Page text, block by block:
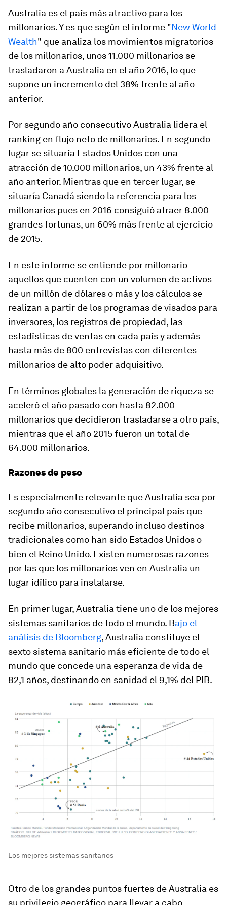
Australia es el país más atractivo para los
millonarios. Y es que según el informe "New World
Wealth" que analiza los movimientos migratorios
de los millonarios, unos 11.000 millonarios se
trasladaron a Australia en el año 2016, lo que
supone un incremento del 38% frente al año
anterior.
Por segundo año consecutivo Australia lidera el
ranking en flujo neto de millonarios. En segundo
lugar se situaría Estados Unidos con una
atracción de 10.000 millonarios, un 43% frente al
año anterior. Mientras que en tercer lugar, se
situaría Canadá siendo la referencia para los
millonarios pues en 2016 consiguió atraer 8.000
grandes fortunas, un 60% más frente al ejercicio
de 2015.
En este informe se entiende por millonario
aquellos que cuenten con un volumen de activos
de un millón de dólares o más y los cálculos se
realizan a partir de los programas de visados para
inversores, los registros de propiedad, las
estadísticas de ventas en cada país y además
hasta más de 800 entrevistas con diferentes
millonarios de alto poder adquisitivo.
En términos globales la generación de riqueza se
aceleró el año pasado con hasta 82.000
millonarios que decidieron trasladarse a otro país,
mientras que el año 2015 fueron un total de
64.000 millonarios.
Razones de peso
Es especialmente relevante que Australia sea por
segundo año consecutivo el principal país que
recibe millonarios, superando incluso destinos
tradicionales como han sido Estados Unidos o
bien el Reino Unido. Existen numerosas razones
por las que los millonarios ven en Australia un
lugar idílico para instalarse.
En primer lugar, Australia tiene uno de los mejores
sistemas sanitarios de todo el mundo. Bajo el
análisis de Bloomberg, Australia constituye el
sexto sistema sanitario más eficiente de todo el
mundo que concede una esperanza de vida de
82,1 años, destinando en sanidad el 9,1% del PIB.
Los mejores sistemas sanitarios
Otro de los grandes puntos fuertes de Australia es
su privilegio geográfico para llevar a cabo